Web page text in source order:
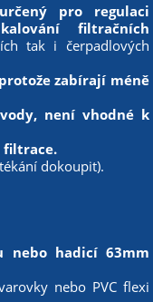
pro regulaci
filtračních
tak i čerpadlových
zabírají méně
není vhodné k
filtrace.
dokoupit).
nebo hadicí 63mm
nebo PVC flexi